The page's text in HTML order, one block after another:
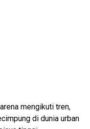
mengikuti tren,
di dunia urban